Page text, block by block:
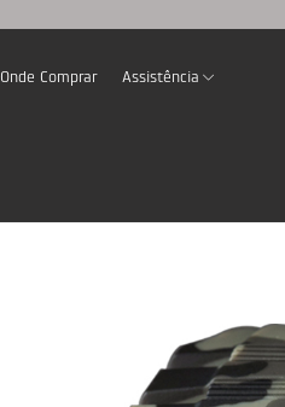
Onde Comprar Assistência